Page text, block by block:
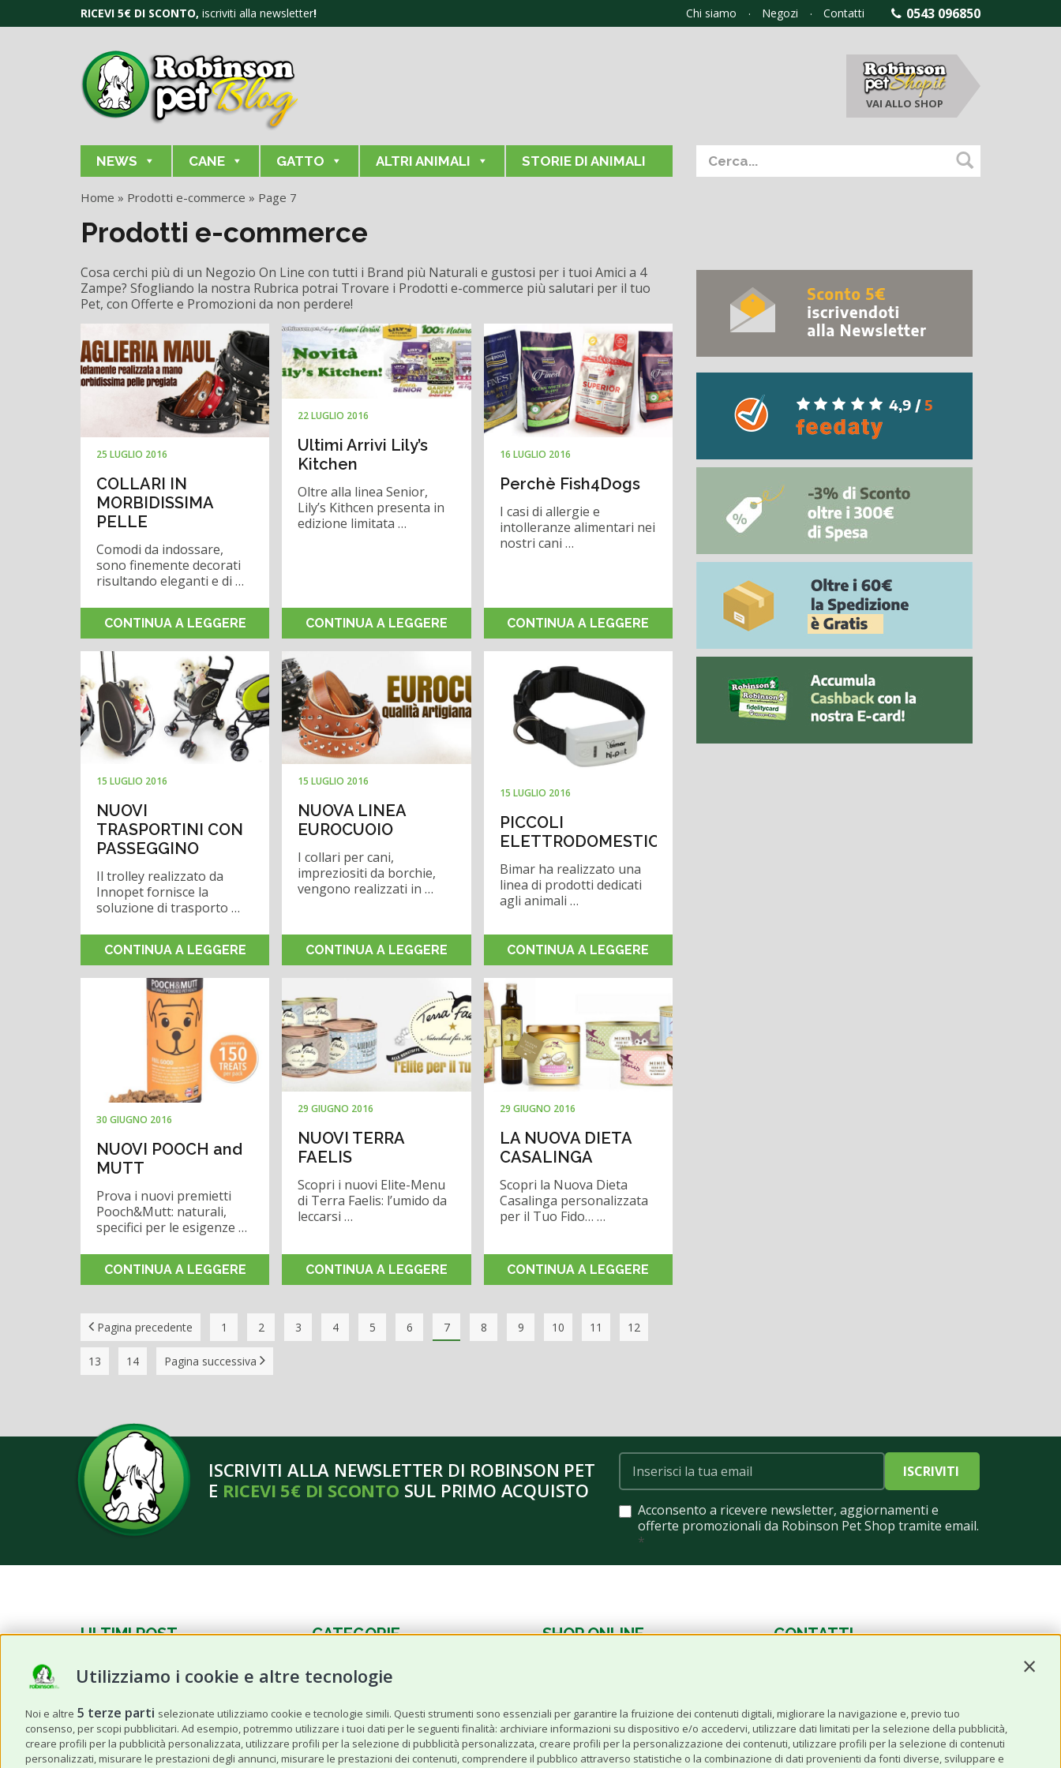
Utilizziamo i cookie e altre tecnologie
Noi e altre 5 terze parti selezionate utilizziamo cookie e tecnologie simili. Questi strumenti sono essenziali per garantire la fruizione dei contenuti digitali, migliorare la navigazione e, previo tuo
consenso, per scopi pubblicitari. Ad esempio, potremmo utilizzare i tuoi dati per le seguenti finalità: archiviare informazioni su dispositivo e/o accedervi, utilizzare dati limitati per la selezione della pubblicità,
creare profili per la pubblicità personalizzata, utilizzare profili per la selezione di pubblicità personalizzata, creare profili per la personalizzazione dei contenuti, utilizzare profili per la selezione di contenuti
personalizzati, misurare le prestazioni degli annunci, misurare le prestazioni dei contenuti, comprendere il pubblico attraverso statistiche o la combinazione di dati provenienti da fonti diverse, sviluppare e
RICEVI 5€ DI SCONTO, iscriviti alla newsletter! Chi siamo Negozi Contatti 0543 096850
VAI ALLO SHOP
NEWS CANE GATTO ALTRI ANIMALI STORIE DI ANIMALI
Home » Prodotti e-commerce » Page 7
Prodotti e-commerce
Cosa cerchi più di un Negozio On Line con tutti i Brand più Naturali e gustosi per i tuoi Amici a 4
Zampe? Sfogliando la nostra Rubrica potrai Trovare i Prodotti e-commerce più salutari per il tuo
Pet, con Offerte e Promozioni da non perdere!
25 LUGLIO 2016
COLLARI IN
MORBIDISSIMA
PELLE
Comodi da indossare,
sono finemente decorati
risultando eleganti e di …
CONTINUA A LEGGERE
22 LUGLIO 2016
Ultimi Arrivi Lily’s
Kitchen
Oltre alla linea Senior,
Lily’s Kithcen presenta in
edizione limitata …
CONTINUA A LEGGERE
16 LUGLIO 2016
Perchè Fish4Dogs
I casi di allergie e
intolleranze alimentari nei
nostri cani …
CONTINUA A LEGGERE
15 LUGLIO 2016
NUOVI
TRASPORTINI CON
PASSEGGINO
Il trolley realizzato da
Innopet fornisce la
soluzione di trasporto …
CONTINUA A LEGGERE
15 LUGLIO 2016
NUOVA LINEA
EUROCUOIO
I collari per cani,
impreziositi da borchie,
vengono realizzati in …
CONTINUA A LEGGERE
15 LUGLIO 2016
PICCOLI
ELETTRODOMESTICI
Bimar ha realizzato una
linea di prodotti dedicati
agli animali …
CONTINUA A LEGGERE
30 GIUGNO 2016
NUOVI POOCH and
MUTT
Prova i nuovi premietti
Pooch&Mutt: naturali,
specifici per le esigenze …
CONTINUA A LEGGERE
29 GIUGNO 2016
NUOVI TERRA
FAELIS
Scopri i nuovi Elite-Menu
di Terra Faelis: l’umido da
leccarsi …
CONTINUA A LEGGERE
29 GIUGNO 2016
LA NUOVA DIETA
CASALINGA
Scopri la Nuova Dieta
Casalinga personalizzata
per il Tuo Fido… …
CONTINUA A LEGGERE
Pagina precedente 1 2 3 4 5 6 7 8 9 10 11 12
13 14 Pagina successiva
ISCRIVITI ALLA NEWSLETTER DI ROBINSON PET
E RICEVI 5€ DI SCONTO SUL PRIMO ACQUISTO
ISCRIVITI
Acconsento a ricevere newsletter, aggiornamenti e
offerte promozionali da Robinson Pet Shop tramite email.
*
ULTIMI POST
Frutta estiva per cani e gatti:
quali quantità?
Caldo anomalo: I 3 prodotti da
non dimenticare quando viaggi
CATEGORIE
News
Cane
Gatto
SHOP ONLINE
Gatto
Offerte‌ del‌ mese
CONTATTI
Contattaci